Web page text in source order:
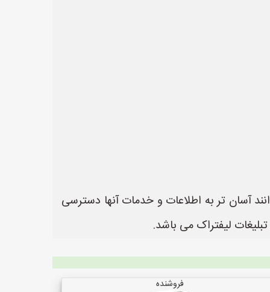
آسان تر به اطلاعات و خدمات آنها دسترسی
فروشنده